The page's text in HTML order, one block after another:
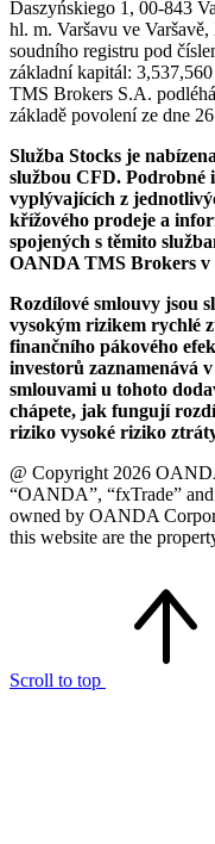
Daszyńskiego 1, 00-843
hl. m. Varšavu ve
soudního registru pod
základní kapitál:
TMS Brokers S.A.
základě povolení ze dne
Služba Stocks je
službou CFD. Podrobné
vyplývajících z
křížového prodeje a
spojených s těmito
OANDA TMS Brokers v
Rozdílové smlouvy jsou
vysokým rizikem rychlé
finančního pákového
investorů zaznamenává
smlouvami u tohoto
chápete, jak fungují
riziko vysoké riziko
@ Copyright 2026
“OANDA”, “fxTrade”
owned by OANDA
this website are the
Scroll to top